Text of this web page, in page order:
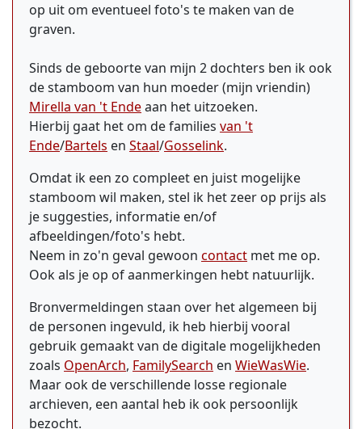
op uit om eventueel foto's te maken van de
graven.
Sinds de geboorte van mijn 2 dochters ben ik ook
de stamboom van hun moeder (mijn vriendin)
Mirella van 't Endeaan het uitzoeken.
Hierbij gaat het om de families van 't
Ende/Bartels en Staal/Gosselink.
Omdat ik een zo compleet en juist mogelijke
stamboom wil maken, stel ik het zeer op prijs als
je suggesties, informatie en/of
afbeeldingen/foto's hebt.
Neem in zo'n geval gewoon contact met me op.
Ook als je op of aanmerkingen hebt natuurlijk.
Bronvermeldingen staan over het algemeen bij
de personen ingevuld, ik heb hierbij vooral
gebruik gemaakt van de digitale mogelijkheden
zoals OpenArch, FamilySearch en WieWasWie.
Maar ook de verschillende losse regionale
archieven, een aantal heb ik ook persoonlijk
bezocht.